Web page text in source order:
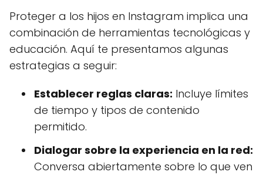
Proteger a los hijos en Instagram implica una
combinación de herramientas tecnológicas y
educación. Aquí te presentamos algunas
estrategias a seguir:
Establecer reglas claras: Incluye límites
de tiempo y tipos de contenido
permitido.
Dialogar sobre la experiencia en la red:
Conversa abiertamente sobre lo que ven